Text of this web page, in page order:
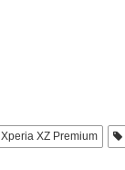
Xperia XZ Premium